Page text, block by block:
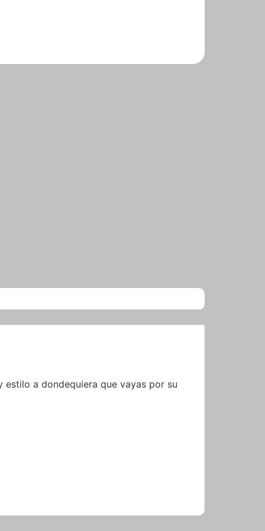
estilo a dondequiera que vayas por su